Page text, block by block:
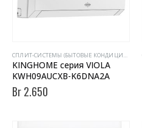
CПЛИТ-СИСТЕМЫ (БЫТОВЫЕ КОНДИЦИОНЕРЫ)
KINGHOME серия VIOLA
KWH09AUCXB-K6DNA2A
Br2.650